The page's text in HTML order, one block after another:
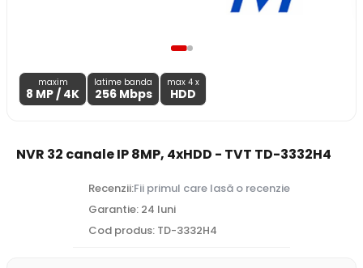
maxim
8 MP/ 4K
latime banda
256 Mbps
max 4 x
HDD
NVR 32 canale IP 8MP, 4xHDD - TVT TD-3332H4
Recenzii:Fii primul care lasă o recenzie
Garantie: 24 luni
Cod produs: TD-3332H4